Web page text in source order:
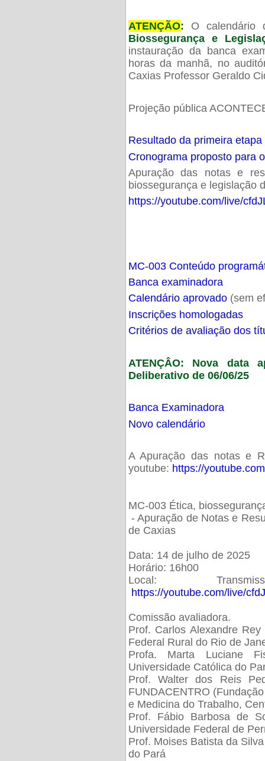
ATENÇÃO: O calendário
Biossegurança e
instauração da banca
horas da manhã, no
Caxias Professor Geraldo
Projeção pública
Resultado da primeira
Cronograma proposto para
Apuração das notas e
biossegurança e legislação
https://youtube.com/live/
MC-003 Conteúdo
Banca examinadora
Calendário aprovado(sem
Inscrições homologadas
Critérios de avaliação dos
ATENÇÂO: Nova data
Deliberativo de 06/06/25
Banca Examinadora
Novo calendário
A Apuração das notas e
youtube: https://
MC-003 Ética,
- Apuração de Notas e
de Caxias
Data: 14 de julho de 2025
Horário: 16h00
Local:
https://youtube.com/live/
Comissão avaliadora.
Prof. Carlos Alexandre
Federal Rural do Rio de
Profa. Marta Luciane
Universidade Católica do
Prof. Walter dos Reis
FUNDACENTRO
e Medicina do Trabalho,
Prof. Fábio Barbosa de
Universidade Federal de
Prof. Moises Batista da
do Pará